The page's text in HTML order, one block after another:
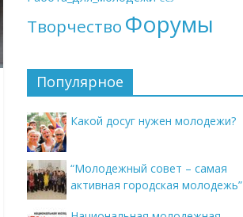
Творчество Форумы
Популярное
Какой досуг нужен молодежи?
“Молодежный совет – самая
активная городская молодежь”